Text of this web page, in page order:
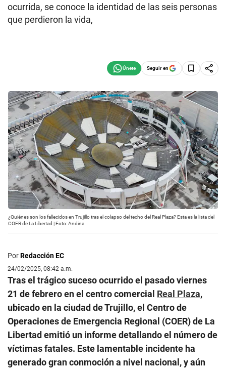
ocurrida, se conoce la identidad de las seis personas
que perdieron la vida,
Seguir en
¿Quiénes son los fallecidos en Trujillo tras el colapso del techo del Real Plaza? Esta es la lista del
COER de La Libertad | Foto: Andina
PorRedacción EC
24/02/2025, 08:42 a.m.
Tras el trágico suceso ocurrido el pasado viernes
21 de febrero en el centro comercial Real Plaza,
ubicado en la ciudad de Trujillo, el Centro de
Operaciones de Emergencia Regional (COER) de La
Libertad emitió un informe detallando el número de
víctimas fatales. Este lamentable incidente ha
generado gran conmoción a nivel nacional, y aún